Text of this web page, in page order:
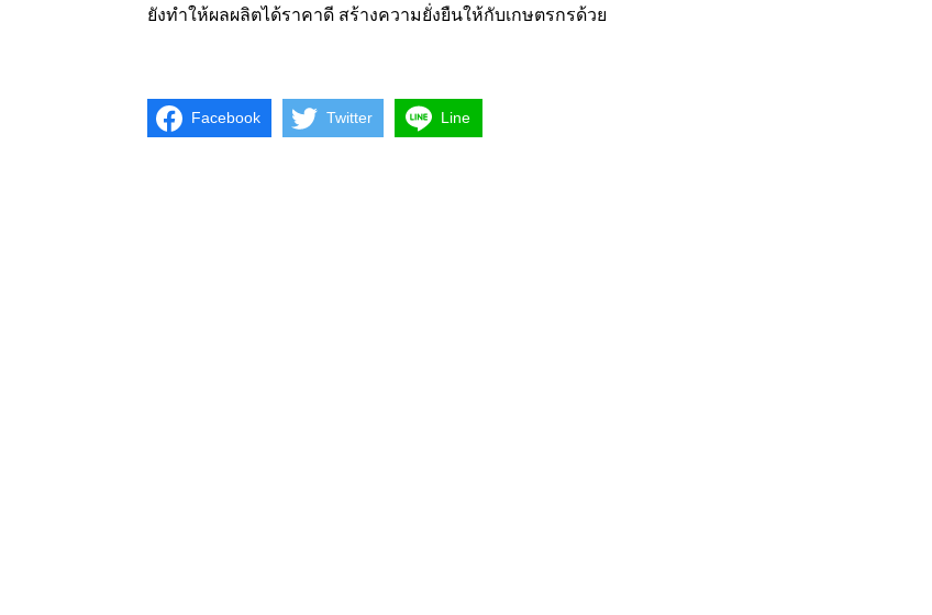
ยังทำให้ผลผลิตได้ราคาดี สร้างความยั่งยืนให้กับเกษตรกรด้วย
Facebook Twitter Line